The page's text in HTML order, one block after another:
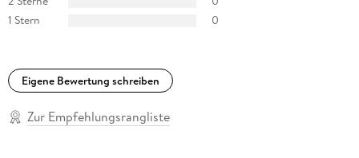
1 Stern
0
Eigene Bewertung schreiben
Zur Empfehlungsrangliste